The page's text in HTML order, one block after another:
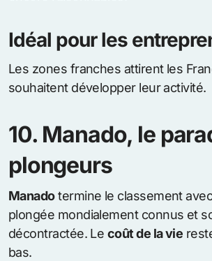
Idéal pour les
Les zones franches attirent les
souhaitent développer leur activité.
10. Manado, le
plongeurs
Manadotermine le classement
plongée mondialement connus et
décontractée. Le coût de la vie
bas.